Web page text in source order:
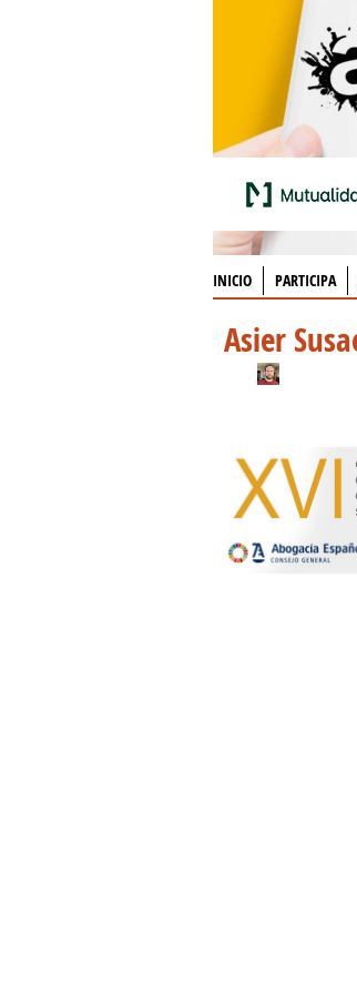
INICIO PARTICIPA
Asier